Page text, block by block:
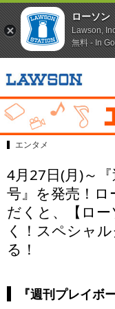
エンタメ
4月27日(月)～
号』を発売！ロ
だくと、【ロ
く！スペシャ
る！
『週刊プレイボ
ローソン
Lawson,
無料 - In